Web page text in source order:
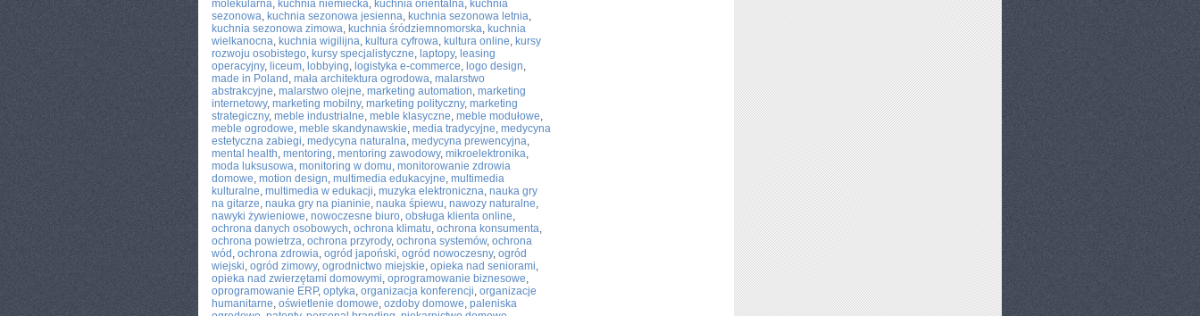
molekularna, kuchnia niemiecka, kuchnia orientalna, kuchnia
sezonowa, kuchnia sezonowa jesienna, kuchnia sezonowa letnia,
kuchnia sezonowa zimowa, kuchnia śródziemnomorska, kuchnia
wielkanocna, kuchnia wigilijna, kultura cyfrowa, kultura online, kursy
rozwoju osobistego, kursy specjalistyczne, laptopy, leasing
operacyjny, liceum, lobbying, logistyka e-commerce, logo design,
made in Poland , mała architektura ogrodowa, malarstwo
abstrakcyjne, malarstwo olejne, marketing automation, marketing
internetowy, marketing mobilny, marketing polityczny, marketing
strategiczny, meble industrialne, meble klasyczne, meble modułowe,
meble ogrodowe, meble skandynawskie, media tradycyjne, medycyna
estetyczna zabiegi, medycyna naturalna, medycyna prewencyjna,
mental health, mentoring, mentoring zawodowy, mikroelektronika,
moda luksusowa, monitoring w domu, monitorowanie zdrowia
domowe, motion design, multimedia edukacyjne, multimedia
kulturalne, multimedia w edukacji, muzyka elektroniczna, nauka gry
na gitarze, nauka gry na pianinie, nauka śpiewu, nawozy naturalne,
nawyki żywieniowe, nowoczesne biuro, obsługa klienta online,
ochrona danych osobowych, ochrona klimatu, ochrona konsumenta,
ochrona powietrza, ochrona przyrody, ochrona systemów, ochrona
wód , ochrona zdrowia, ogród japoński, ogród nowoczesny, ogród
wiejski, ogród zimowy, ogrodnictwo miejskie, opieka nad seniorami,
opieka nad zwierzętami domowymi, oprogramowanie biznesowe,
oprogramowanie ERP, optyka, organizacja konferencji, organizacje
humanitarne, oświetlenie domowe, ozdoby domowe, paleniska